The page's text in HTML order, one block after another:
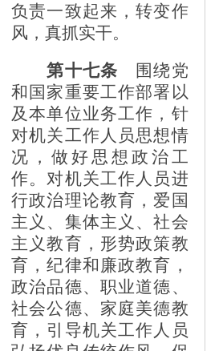
负责一致起来，转变作
风，真抓实干。
第十七条 围绕党
和国家重要工作部署以
及本单位业务工作，针
对机关工作人员思想情
况，做好思想政治工
作。对机关工作人员进
行政治理论教育，爱国
主义、集体主义、社会
主义教育，形势政策教
育，纪律和廉政教育，
政治品德、职业道德、
社会公德、家庭美德教
育，引导机关工作人员